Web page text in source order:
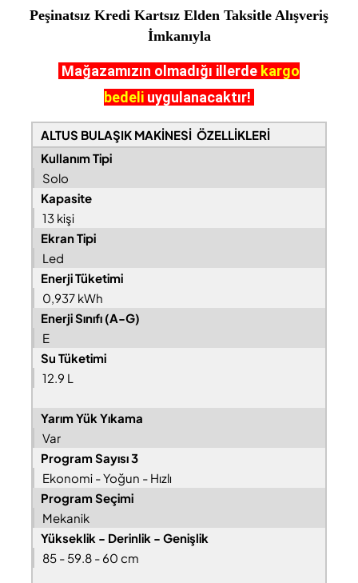
Peşinatsız Kredi Kartsız Elden Taksitle Alışveriş
İmkanıyla
Mağazamızın olmadığı illerde kargo
bedeli uygulanacaktır!
ALTUS BULAŞIK MAKİNESİ ÖZELLİKLERİ
Kullanım Tipi
Solo
Kapasite
13 kişi
Ekran Tipi
Led
Enerji Tüketimi
0,937 kWh
Enerji Sınıfı (A-G)
E
Su Tüketimi
12.9 L
Yarım Yük Yıkama
Var
Program Sayısı 3
Ekonomi - Yoğun - Hızlı
Program Seçimi
Mekanik
Yükseklik - Derinlik - Genişlik
85 - 59.8 - 60 cm